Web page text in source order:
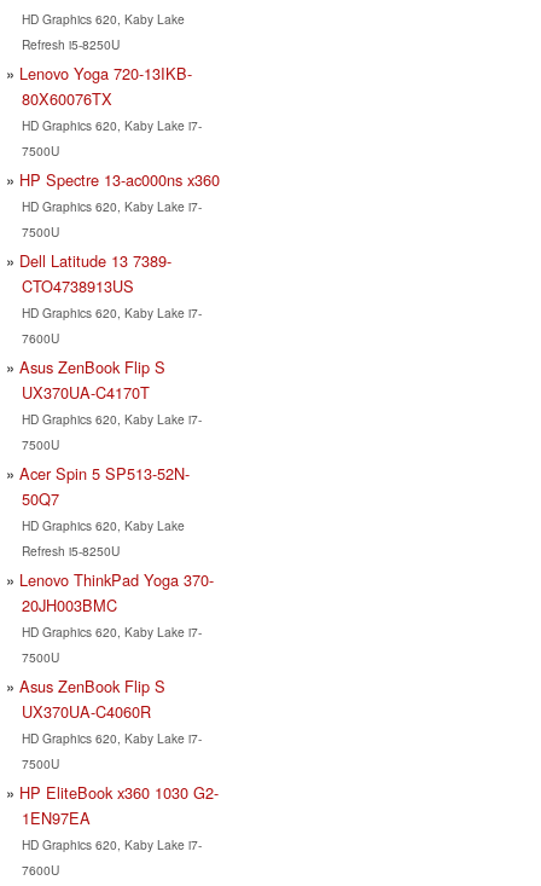
HD Graphics 620, Kaby Lake
Refresh i5-8250U
Lenovo Yoga 720-13IKB-
80X60076TX
HD Graphics 620, Kaby Lake i7-
7500U
HP Spectre 13-ac000ns x360
HD Graphics 620, Kaby Lake i7-
7500U
Dell Latitude 13 7389-
CTO4738913US
HD Graphics 620, Kaby Lake i7-
7600U
Asus ZenBook Flip S
UX370UA-C4170T
HD Graphics 620, Kaby Lake i7-
7500U
Acer Spin 5 SP513-52N-
50Q7
HD Graphics 620, Kaby Lake
Refresh i5-8250U
Lenovo ThinkPad Yoga 370-
20JH003BMC
HD Graphics 620, Kaby Lake i7-
7500U
Asus ZenBook Flip S
UX370UA-C4060R
HD Graphics 620, Kaby Lake i7-
7500U
HP EliteBook x360 1030 G2-
1EN97EA
HD Graphics 620, Kaby Lake i7-
7600U